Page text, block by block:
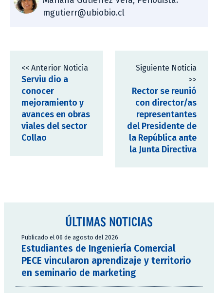
mgutierr@ubiobio.cl
<< Anterior Noticia
Serviu dio a
conocer
mejoramiento y
avances en obras
viales del sector
Collao
Siguiente Noticia
>>
Rector se reunió
con director/as
representantes
del Presidente de
la República ante
la Junta Directiva
ÚLTIMAS NOTICIAS
Publicado el 06 de agosto del 2026
Estudiantes de Ingeniería Comercial
PECE vincularon aprendizaje y territorio
en seminario de marketing